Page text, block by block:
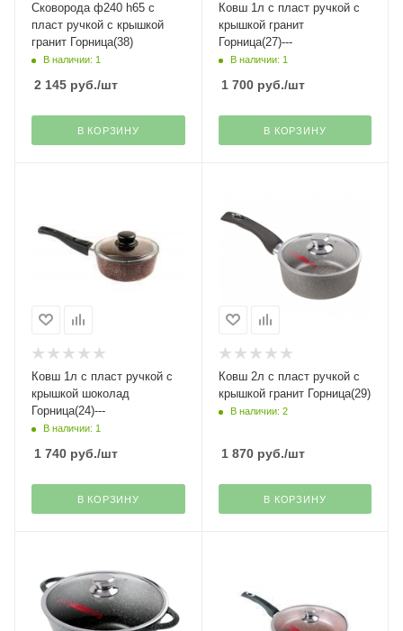
Сковорода ф240 h65 с
пласт ручкой с крышкой
гранит Горница(38)
В наличии: 1
2 145 руб./шт
В КОРЗИНУ
Ковш 1л с пласт ручкой с
крышкой гранит
Горница(27)---
В наличии: 1
1 700руб./шт
В КОРЗИНУ
Ковш 1л с пласт ручкой с
крышкой шоколад
Горница(24)---
В наличии: 1
1 740 руб./шт
В КОРЗИНУ
Ковш 2л с пласт ручкой с
крышкой гранит Горница(29)
В наличии: 2
1 870руб./шт
В КОРЗИНУ